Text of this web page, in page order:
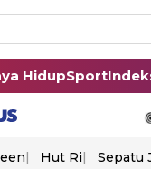
HidupSport
Hut Ri Sepatu